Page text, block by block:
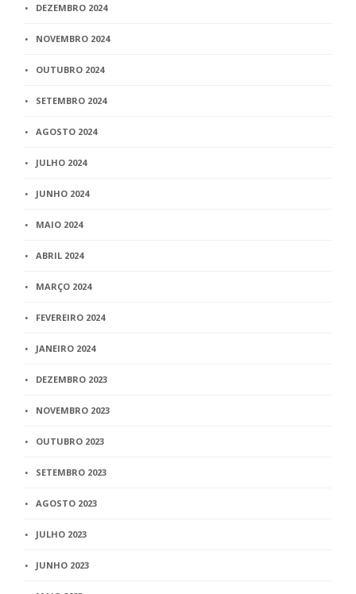
DEZEMBRO 2024
NOVEMBRO 2024
OUTUBRO 2024
SETEMBRO 2024
AGOSTO 2024
JULHO 2024
JUNHO 2024
MAIO 2024
ABRIL 2024
MARÇO 2024
FEVEREIRO 2024
JANEIRO 2024
DEZEMBRO 2023
NOVEMBRO 2023
OUTUBRO 2023
SETEMBRO 2023
AGOSTO 2023
JULHO 2023
JUNHO 2023